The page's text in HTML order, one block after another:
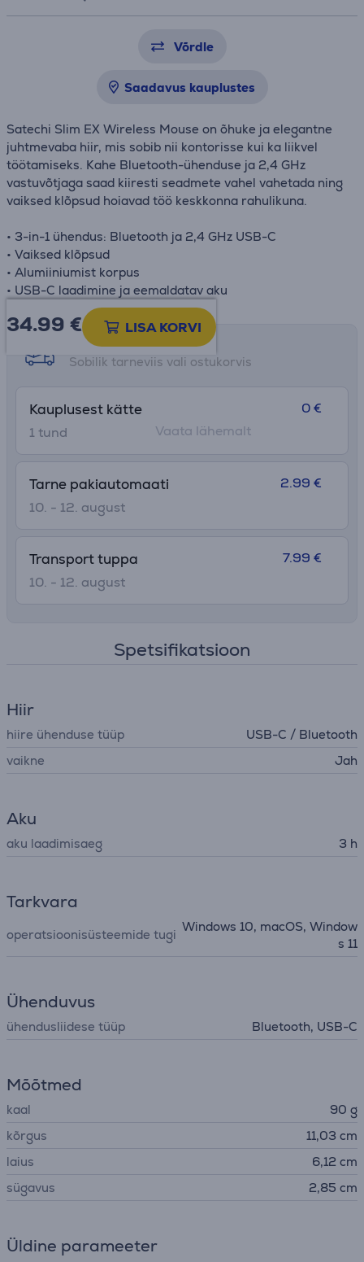
Võrdle
Saadavus kauplustes
Satechi Slim EX Wireless Mouse on õhuke ja elegantne
juhtmevaba hiir, mis sobib nii kontorisse kui ka liikvel
töötamiseks. Kahe Bluetooth-ühenduse ja 2,4 GHz
vastuvõtjaga saad kiiresti seadmete vahel vahetada ning
vaiksed klõpsud hoiavad töö keskkonna rahulikuna.
• 3-in-1 ühendus: Bluetooth ja 2,4 GHz USB-C
• Vaiksed klõpsud
• Alumiiniumist korpus
• USB-C laadimine ja eemaldatav aku
34.99 € LISA KORVI
Tarne võimalused
Sobilik tarneviis vali ostukorvis
Kauplusest kätte
1 tund
0 €
Vaata lähemalt
Tarne pakiautomaati
10. - 12. august
2.99 €
Transport tuppa
10. - 12. august
7.99 €
Spetsifikatsioon
Hiir
hiire ühenduse tüüp
USB-C / Bluetooth
vaikne
Jah
Aku
aku laadimisaeg 3 h
Tarkvara
operatsioonisüsteemide tugi
Windows 10, macOS, Window
s 11
Ühenduvus
ühendusliidese tüüp Bluetooth, USB-C
Mõõtmed
kaal
90 g
kõrgus
11,03 cm
laius
6,12 cm
sügavus
2,85 cm
Üldine parameeter